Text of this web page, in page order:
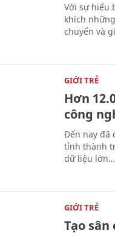
Với sự hiểu
khích
chuyển và
GIỚI TRẺ
Hơn
công
Đến nay đã
tỉnh thành
dữ liệu lớn…
GIỚI TRẺ
Tạo